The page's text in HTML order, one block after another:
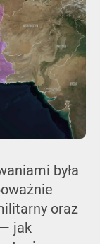
była
oraz
jak